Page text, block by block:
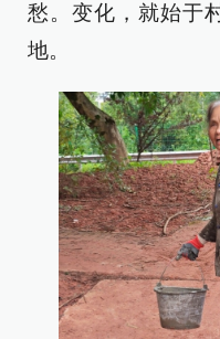
愁。变化，就始于
地。